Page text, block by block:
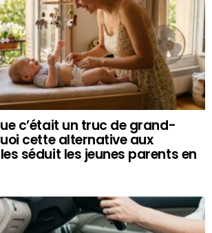
c’était un truc de grand-
cette alternative aux
séduit les jeunes parents en